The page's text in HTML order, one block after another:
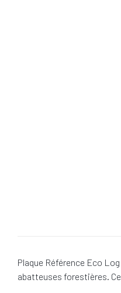
Plaque Référence Eco
abatteuses forestières.